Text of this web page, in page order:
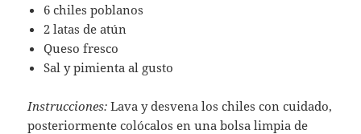
6 chiles poblanos
2 latas de atún
Queso fresco
Sal y pimienta al gusto
Instrucciones: Lava y desvena los chiles con cuidado,
posteriormente colócalos en una bolsa limpia de